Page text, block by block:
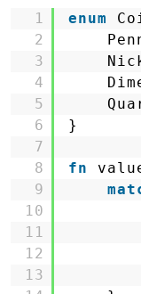
1
2
3
4
5
6
7
8
9
10
11
12
13
enum
}
fn